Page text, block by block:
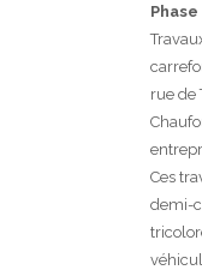
rue de
Ces
demi-